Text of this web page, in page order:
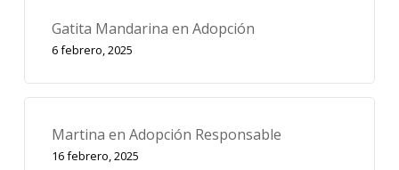
Gatita Mandarina en Adopción
6 febrero, 2025
Martina en Adopción Responsable
16 febrero, 2025